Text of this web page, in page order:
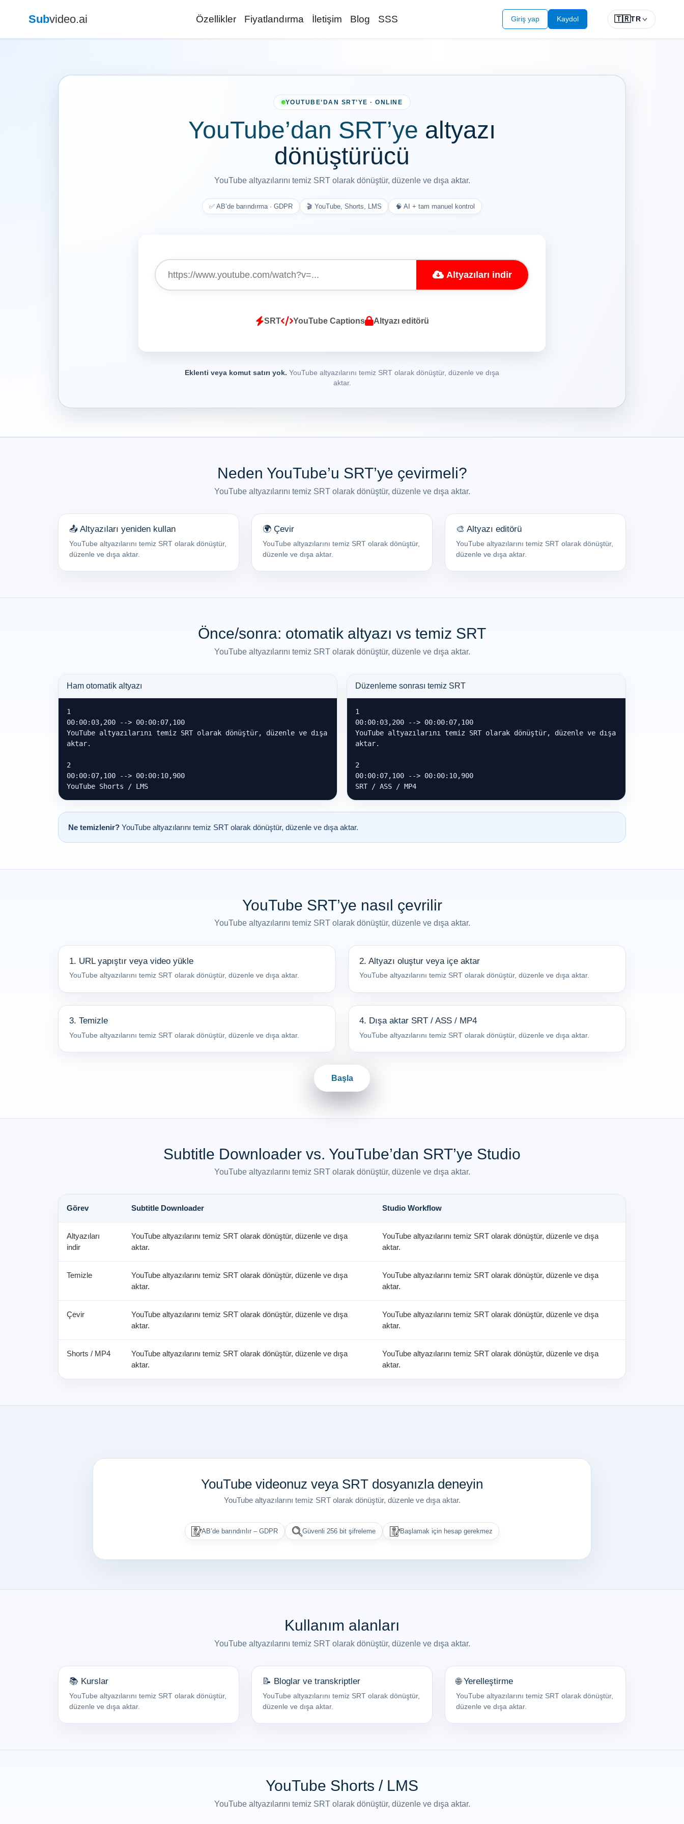
Subvideo.ai Özellikler Fiyatlandırma İletişim Blog SSS Giriş yap Kaydol 🇹🇷TR
YOUTUBE’DAN SRT’YE · ONLINE
YouTube’dan SRT’ye altyazı
dönüştürücü
YouTube altyazılarını temiz SRT olarak dönüştür, düzenle ve dışa aktar.
✅ AB’de barındırma · GDPR 🎬 YouTube, Shorts, LMS 🧠 AI + tam manuel kontrol
Altyazıları indir
SRT YouTube Captions Altyazı editörü
Eklenti veya komut satırı yok. YouTube altyazılarını temiz SRT olarak dönüştür, düzenle ve dışa
aktar.
Neden YouTube’u SRT’ye çevirmeli?
YouTube altyazılarını temiz SRT olarak dönüştür, düzenle ve dışa aktar.
📤 Altyazıları yeniden kullan
YouTube altyazılarını temiz SRT olarak dönüştür,
düzenle ve dışa aktar.
🌍 Çevir
YouTube altyazılarını temiz SRT olarak dönüştür,
düzenle ve dışa aktar.
🎨 Altyazı editörü
YouTube altyazılarını temiz SRT olarak dönüştür,
düzenle ve dışa aktar.
Önce/sonra: otomatik altyazı vs temiz SRT
YouTube altyazılarını temiz SRT olarak dönüştür, düzenle ve dışa aktar.
Ham otomatik altyazı
1
00:00:03,200 --> 00:00:07,100
YouTube altyazılarını temiz SRT olarak dönüştür, düzenle ve dışa
aktar.
2
00:00:07,100 --> 00:00:10,900
YouTube Shorts / LMS
Düzenleme sonrası temiz SRT
1
00:00:03,200 --> 00:00:07,100
YouTube altyazılarını temiz SRT olarak dönüştür, düzenle ve dışa
aktar.
2
00:00:07,100 --> 00:00:10,900
SRT / ASS / MP4
Ne temizlenir? YouTube altyazılarını temiz SRT olarak dönüştür, düzenle ve dışa aktar.
YouTube SRT’ye nasıl çevrilir
YouTube altyazılarını temiz SRT olarak dönüştür, düzenle ve dışa aktar.
1. URL yapıştır veya video yükle
YouTube altyazılarını temiz SRT olarak dönüştür, düzenle ve dışa aktar.
2. Altyazı oluştur veya içe aktar
YouTube altyazılarını temiz SRT olarak dönüştür, düzenle ve dışa aktar.
3. Temizle
YouTube altyazılarını temiz SRT olarak dönüştür, düzenle ve dışa aktar.
4. Dışa aktar SRT / ASS / MP4
YouTube altyazılarını temiz SRT olarak dönüştür, düzenle ve dışa aktar.
Başla
Subtitle Downloader vs. YouTube’dan SRT’ye Studio
YouTube altyazılarını temiz SRT olarak dönüştür, düzenle ve dışa aktar.
Görev Subtitle Downloader Studio Workflow
Altyazıları
indir
YouTube altyazılarını temiz SRT olarak dönüştür, düzenle ve dışa
aktar.
YouTube altyazılarını temiz SRT olarak dönüştür, düzenle ve dışa
aktar.
Temizle
YouTube altyazılarını temiz SRT olarak dönüştür, düzenle ve dışa
aktar.
YouTube altyazılarını temiz SRT olarak dönüştür, düzenle ve dışa
aktar.
Çevir
YouTube altyazılarını temiz SRT olarak dönüştür, düzenle ve dışa
aktar.
YouTube altyazılarını temiz SRT olarak dönüştür, düzenle ve dışa
aktar.
Shorts / MP4
YouTube altyazılarını temiz SRT olarak dönüştür, düzenle ve dışa
aktar.
YouTube altyazılarını temiz SRT olarak dönüştür, düzenle ve dışa
aktar.
YouTube videonuz veya SRT dosyanızla deneyin
YouTube altyazılarını temiz SRT olarak dönüştür, düzenle ve dışa aktar.
AB’de barındırılır – GDPR Güvenli 256 bit şifreleme Başlamak için hesap gerekmez
Kullanım alanları
YouTube altyazılarını temiz SRT olarak dönüştür, düzenle ve dışa aktar.
📚 Kurslar
YouTube altyazılarını temiz SRT olarak dönüştür,
düzenle ve dışa aktar.
📝 Bloglar ve transkriptler
YouTube altyazılarını temiz SRT olarak dönüştür,
düzenle ve dışa aktar.
🌐 Yerelleştirme
YouTube altyazılarını temiz SRT olarak dönüştür,
düzenle ve dışa aktar.
YouTube Shorts / LMS
YouTube altyazılarını temiz SRT olarak dönüştür, düzenle ve dışa aktar.